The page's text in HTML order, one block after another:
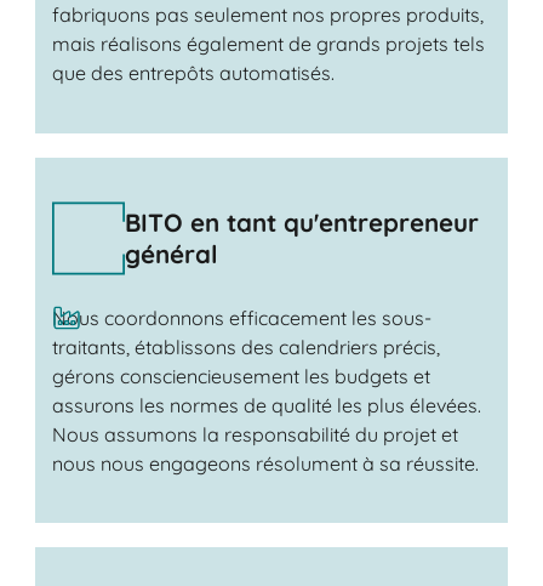
fabriquons pas seulement nos propres produits,
mais réalisons également de grands projets tels
que des entrepôts automatisés.
BITO en tant qu'entrepreneur
général
Nous coordonnons efficacement les sous-
traitants, établissons des calendriers précis,
gérons consciencieusement les budgets et
assurons les normes de qualité les plus élevées.
Nous assumons la responsabilité du projet et
nous nous engageons résolument à sa réussite.